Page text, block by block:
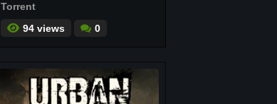
Torrent
94 views
0